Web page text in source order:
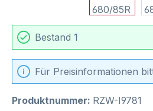
Bestand 1
Für Preisinformationen
Produktnummer: RZW-I9781